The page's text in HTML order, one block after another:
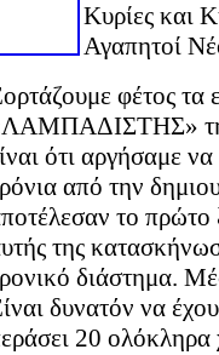
Κυρίες και
Αγαπητοί
φέτος τα
ότι αργήσαμε
από την
το πρώτο
της
διάστημα.
δυνατόν να
20 ολόκληρα